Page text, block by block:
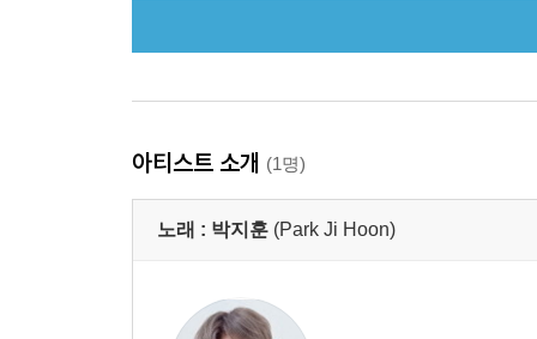
아티스트 소개 (1명)
노래 : 박지훈 (Park Ji Hoon)